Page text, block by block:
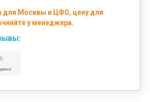
для Москвы и ЦФО, цену для
у менеджера.